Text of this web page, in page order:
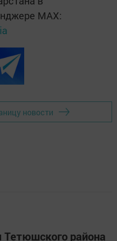
MАХ:
новости
района